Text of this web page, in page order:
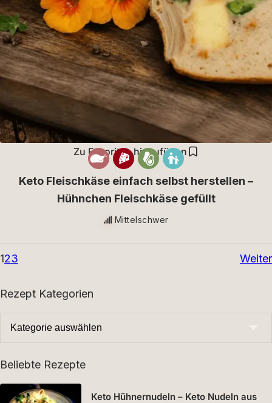
Zu Favoriten hinzufügen
Keto Fleischkäse einfach selbst herstellen –
Hühnchen Fleischkäse gefüllt
Mittelschwer
123 Weiter
Rezept Kategorien
Beliebte Rezepte
Keto Hühnernudeln – Keto Nudeln aus